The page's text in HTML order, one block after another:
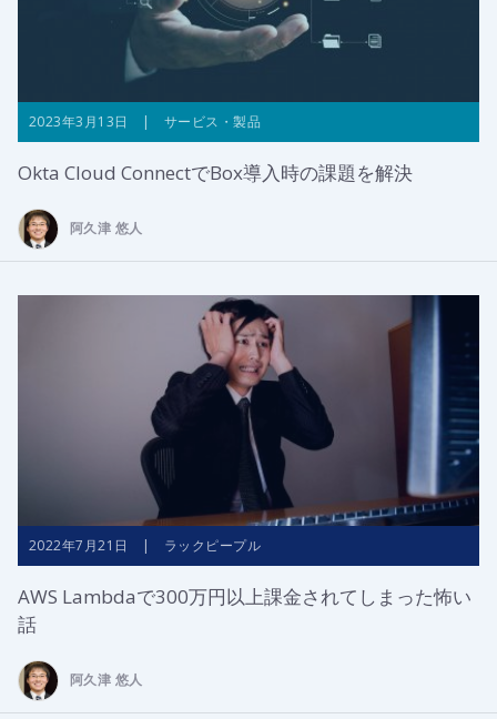
2023年3月13日 | サービス・製品
Okta Cloud ConnectでBox導入時の課題を解決
阿久津 悠人
2022年7月21日 | ラックピープル
AWS Lambdaで300万円以上課金されてしまった怖い
話
阿久津 悠人